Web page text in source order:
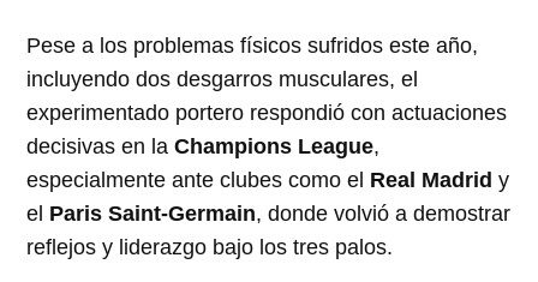
Pese a los problemas físicos sufridos este año,
incluyendo dos desgarros musculares, el
experimentado portero respondió con actuaciones
decisivas en laChampions League,
especialmente ante clubes como el Real Madrid y
el Paris Saint-Germain, donde volvió a demostrar
reflejos y liderazgo bajo los tres palos.